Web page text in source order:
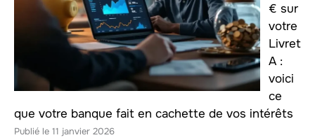
€ sur
votre
Livret
A :
voici
ce
que votre banque fait en cachette de vos intérêts
11 janvier 2026